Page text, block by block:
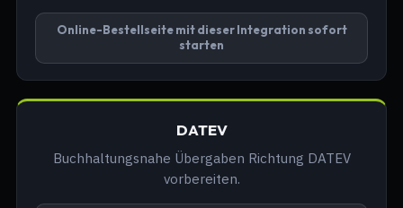
Online-Bestellseite mit dieser Integration sofort
starten
DATEV
Buchhaltungsnahe Übergaben Richtung DATEV
vorbereiten.